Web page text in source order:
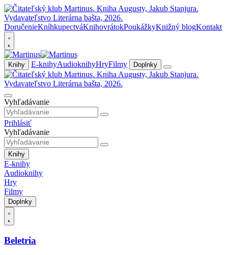
DoručenieKníhkupectváKnihovrátokPoukážkyKnižný blogKontakt
Knihy E-knihyAudioknihyHryFilmy Doplnky
Vyhľadávanie
Prihlásiť
Vyhľadávanie
Knihy
E-knihy
Audioknihy
Hry
Filmy
Doplnky
Beletria